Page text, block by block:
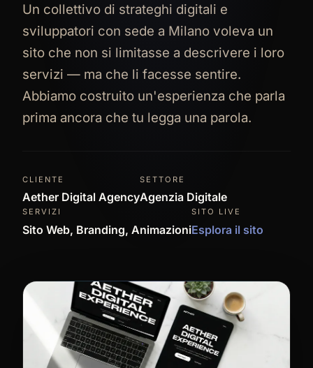
Un collettivo di strateghi digitali e
sviluppatori con sede a Milano voleva un
sito che non si limitasse a descrivere i loro
servizi — ma che li facesse sentire.
Abbiamo costruito un'esperienza che parla
prima ancora che tu legga una parola.
CLIENTE
Aether Digital Agency
SETTORE
Agenzia Digitale
SERVIZI
Sito Web, Branding, Animazioni
SITO LIVE
Esplora il sito